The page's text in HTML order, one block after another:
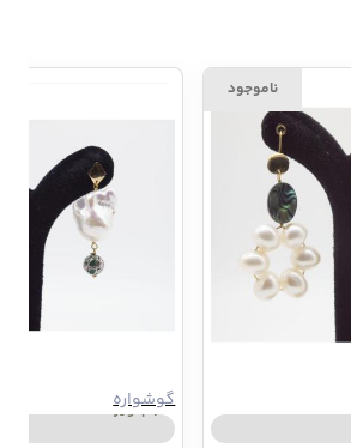
ناموجود
گوشواره
جم آویز